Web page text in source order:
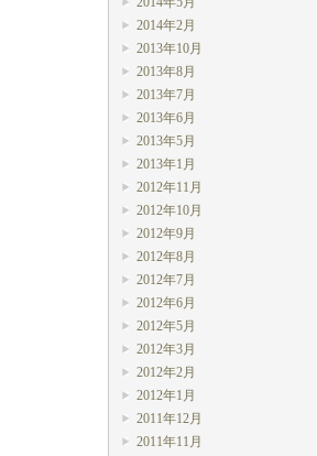
2014年2月
2013年10月
2013年8月
2013年7月
2013年6月
2013年5月
2013年1月
2012年11月
2012年10月
2012年9月
2012年8月
2012年7月
2012年6月
2012年5月
2012年3月
2012年2月
2012年1月
2011年12月
2011年11月